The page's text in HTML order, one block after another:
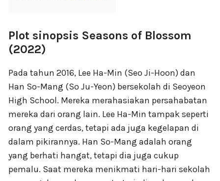
Plot sinopsis Seasons of Blossom
(2022)
Pada tahun 2016, Lee Ha-Min (Seo Ji-Hoon) dan
Han So-Mang (So Ju-Yeon) bersekolah di Seoyeon
High School. Mereka merahasiakan persahabatan
mereka dari orang lain. Lee Ha-Min tampak seperti
orang yang cerdas, tetapi ada juga kegelapan di
dalam pikirannya. Han So-Mang adalah orang
yang berhati hangat, tetapi dia juga cukup
pemalu. Saat mereka menikmati hari-hari sekolah